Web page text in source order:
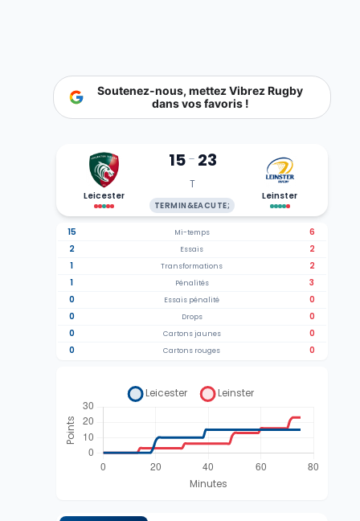
Soutenez-nous, mettez Vibrez Rugby
dans vos favoris !
Leicester
15- 23
T
TERMIN&EACUTE;
Leinster
15 Mi-temps
6
2
Essais
2
1
Transformations
2
1
Pénalités
3
0
Essais pénalité
0
0
Drops
0
0
Cartons jaunes
0
0
Cartons rouges 0